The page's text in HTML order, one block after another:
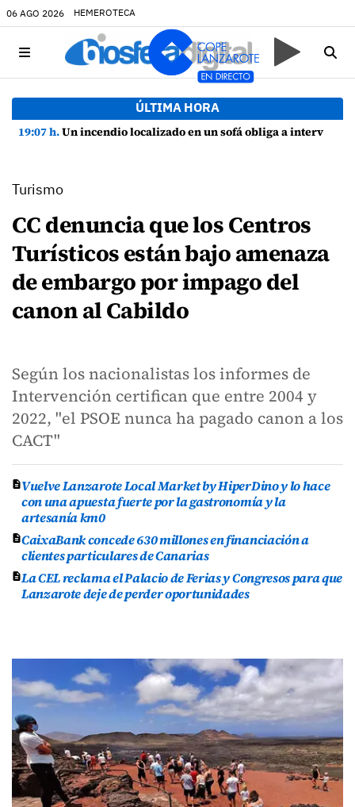
06 AGO 2026 HEMEROTECA
ÚLTIMA HORA
19:07 h.Un incendio localizado en un sofá obliga a intervenir en una vivienda de Playa Honda
Turismo
CC denuncia que los Centros
Turísticos están bajo amenaza
de embargo por impago del
canon al Cabildo
Según los nacionalistas los informes de
Intervención certifican que entre 2004 y
2022, "el PSOE nunca ha pagado canon a los
CACT"
Vuelve Lanzarote Local Market by HiperDino y lo hace
con una apuesta fuerte por la gastronomía y la
artesanía km0
CaixaBank concede 630 millones en financiación a
clientes particulares de Canarias
La CEL reclama el Palacio de Ferias y Congresos para que
Lanzarote deje de perder oportunidades